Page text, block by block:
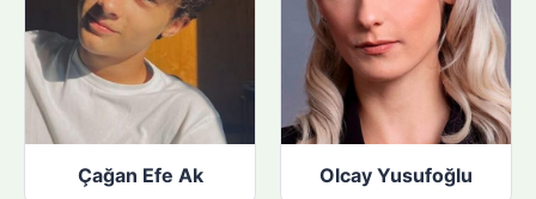
Çağan Efe Ak Olcay Yusufoğlu